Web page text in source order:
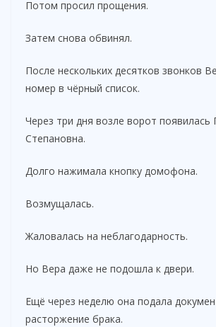
Потом просил прощения.
Затем снова обвинял.
После нескольких десятков звонков
номер в чёрный список.
Через три дня возле ворот появилась
Степановна.
Долго нажимала кнопку домофона.
Возмущалась.
Жаловалась на неблагодарность.
Но Вера даже не подошла к двери.
Ещё через неделю она подала
расторжение брака.